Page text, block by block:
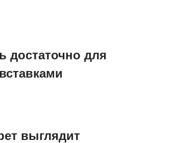
достаточно для
выглядит